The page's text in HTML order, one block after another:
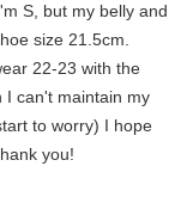
S, but my belly and
size 21.5cm.
22-23 with the
I can't maintain my
to worry) I hope
you!